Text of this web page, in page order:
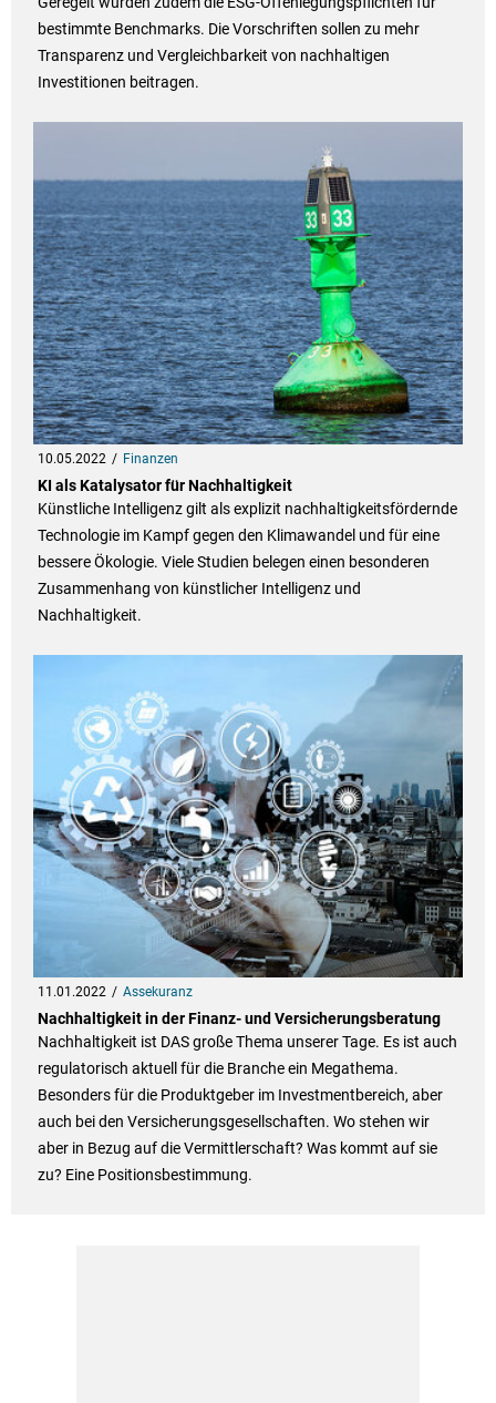
bestimmte Benchmarks. Die Vorschriften sollen zu mehr
Transparenz und Vergleichbarkeit von nachhaltigen
Investitionen beitragen.
10.05.2022 Finanzen
KI als Katalysator für Nachhaltigkeit
Künstliche Intelligenz gilt als explizit nachhaltigkeitsfördernde
Technologie im Kampf gegen den Klimawandel und für eine
bessere Ökologie. Viele Studien belegen einen besonderen
Zusammenhang von künstlicher Intelligenz und
Nachhaltigkeit.
11.01.2022 Assekuranz
Nachhaltigkeit in der Finanz- und Versicherungsberatung
Nachhaltigkeit ist DAS große Thema unserer Tage. Es ist auch
regulatorisch aktuell für die Branche ein Megathema.
Besonders für die Produktgeber im Investmentbereich, aber
auch bei den Versicherungsgesellschaften. Wo stehen wir
aber in Bezug auf die Vermittlerschaft? Was kommt auf sie
zu? Eine Positionsbestimmung.